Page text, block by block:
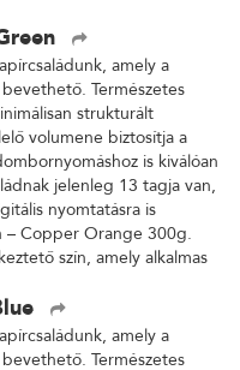
amely a
Természetes
strukturált
volumene biztosítja a
is kiválóan
jelenleg 13 tagja van,
nyomtatásra is
– Copper Orange 300g.
szín, amely alkalmas
amely a
Természetes